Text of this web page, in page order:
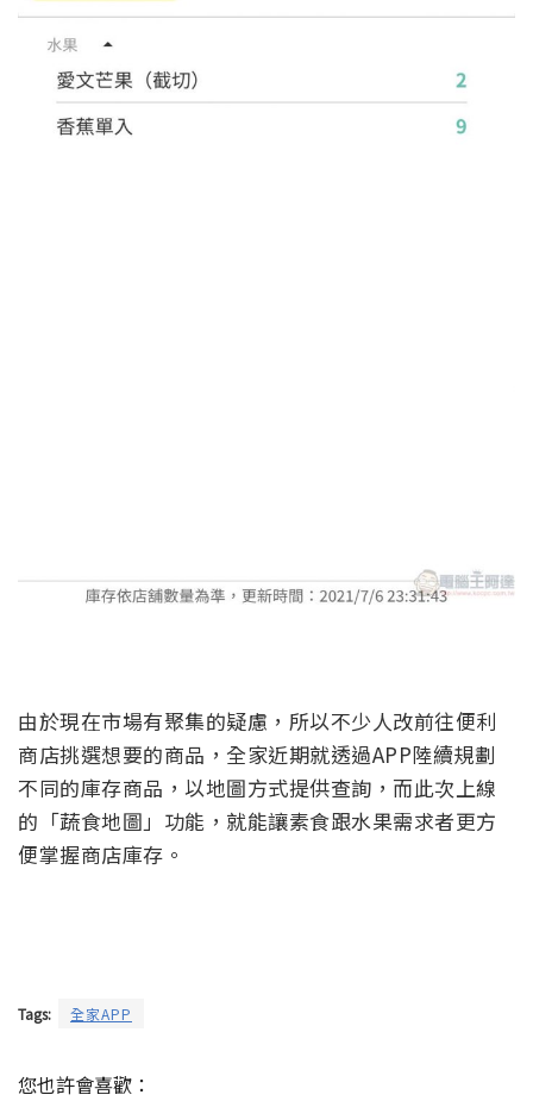
由於現在市場有聚集的疑慮，所以不少人改前往便利
商店挑選想要的商品，全家近期就透過APP陸續規劃
不同的庫存商品，以地圖方式提供查詢，而此次上線
的「蔬食地圖」功能，就能讓素食跟水果需求者更方
便掌握商店庫存。
Tags: 全家APP
您也許會喜歡：